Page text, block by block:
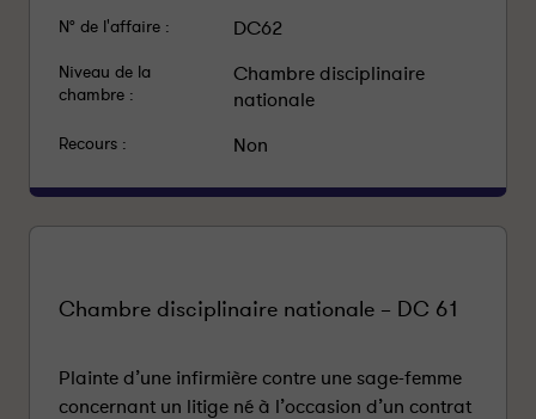
N° de l'affaire : DC62
Niveau de la
chambre :
Chambre disciplinaire
nationale
Recours : Non
Chambre disciplinaire nationale – DC 61
Plainte d’une infirmière contre une sage-femme
concernant un litige né à l’occasion d’un contrat